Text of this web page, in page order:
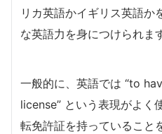
リカ英語かイギリス英語か
な英語力を身につけられま
一般的に、英語では “to
license” という表現がよく
転免許証を持っていること